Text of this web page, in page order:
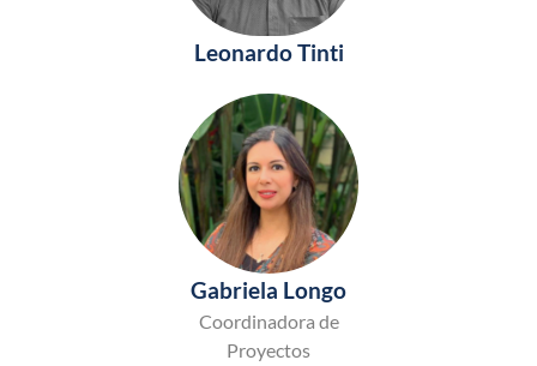
Leonardo Tinti
Gabriela Longo
Coordinadora de
Proyectos